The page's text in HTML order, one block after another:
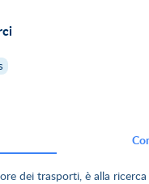
dei trasporti, è alla